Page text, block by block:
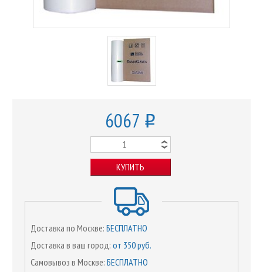
6067 o
КУПИТЬ
Доставка по Москве: БЕСПЛАТНО
Доставка в ваш город: от 350 руб.
Самовывоз в Москве: БЕСПЛАТНО